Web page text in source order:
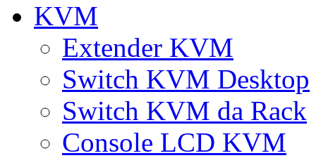
KVM
Extender KVM
Switch KVM Desktop
Switch KVM da Rack
Console LCD KVM